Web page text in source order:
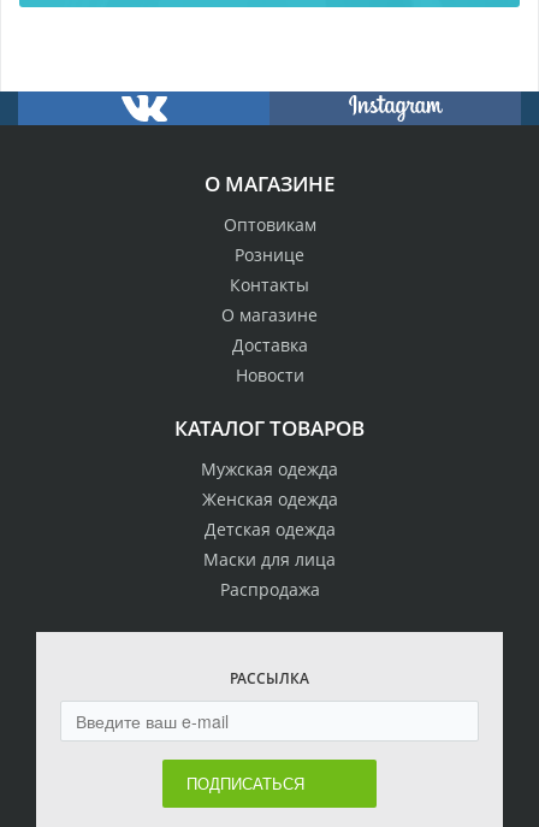
О МАГАЗИНЕ
Оптовикам
Рознице
Контакты
О магазине
Доставка
Новости
КАТАЛОГ ТОВАРОВ
Мужская одежда
Женская одежда
Детская одежда
Маски для лица
Распродажа
РАССЫЛКА
ПОДПИСАТЬСЯ